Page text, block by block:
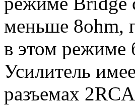
меньше 8ohm,
в этом режиме
Усилитель
разъемах